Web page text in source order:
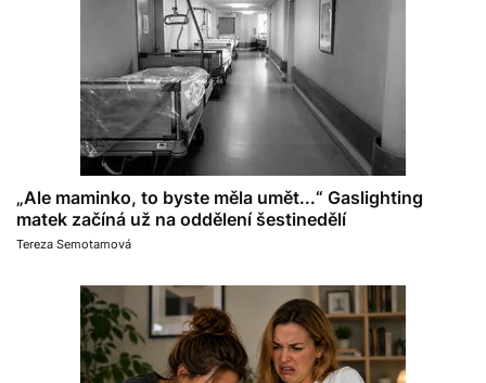
„Ale maminko, to byste měla umět...“ Gaslighting
matek začíná už na oddělení šestinedělí
Tereza Semotamová